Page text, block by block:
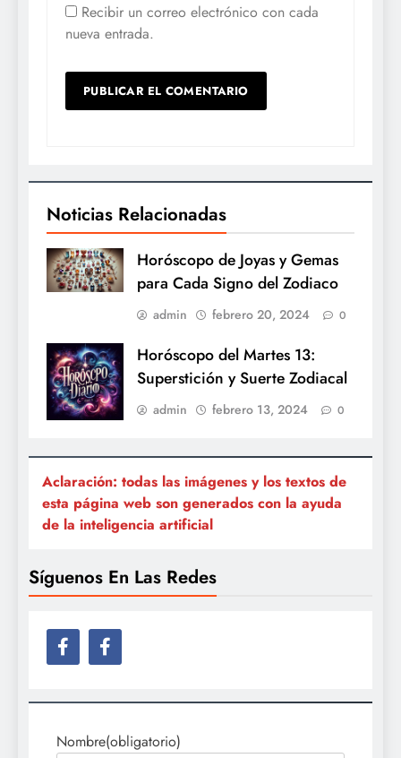
Recibir un correo electrónico con cada
nueva entrada.
Noticias Relacionadas
Horóscopo de Joyas y Gemas
para Cada Signo del Zodiaco
admin febrero 20, 2024 0
Horóscopo del Martes 13:
Superstición y Suerte Zodiacal
admin febrero 13, 2024 0
Aclaración: todas las imágenes y los textos de
esta página web son generados con la ayuda
de la inteligencia artificial
Síguenos En Las Redes
Nombre(obligatorio)